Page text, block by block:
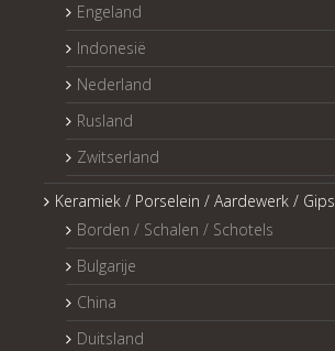
Engeland
Indonesië
Nederland
Rusland
Zwitserland
Keramiek / Porselein / Aardewerk / Gips
Borden / Schalen / Schotels
Bulgarije
China
Duitsland